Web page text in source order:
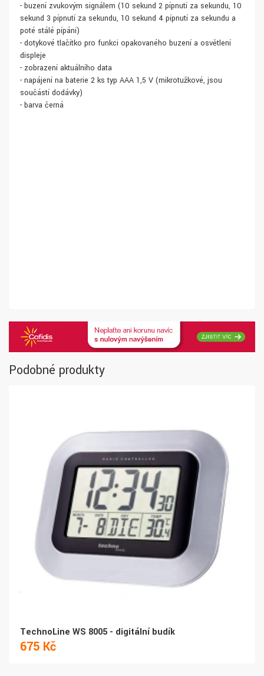
- buzení zvukovým signálem (10 sekund 2 pípnutí za sekundu, 10
sekund 3 pípnutí za sekundu, 10 sekund 4 pípnutí za sekundu a
poté stálé pípání)
- dotykové tlačítko pro funkci opakovaného buzení a osvětlení
displeje
- zobrazení aktuálního data
- napájení na baterie 2 ks typ AAA 1,5 V (mikrotužkové, jsou
součástí dodávky)
- barva černá
Podobné produkty
TechnoLine WS 8005 - digitální budík
675 Kč